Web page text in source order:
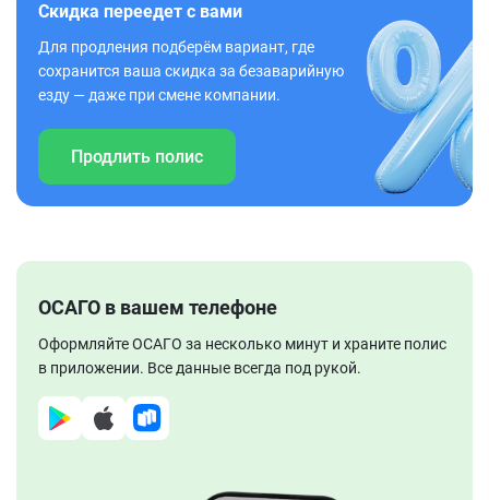
Скидка переедет с вами
Для продления подберём вариант, где
сохранится ваша скидка за безаварийную
езду — даже при смене компании.
Продлить полис
ОСАГО в вашем телефоне
Оформляйте ОСАГО за несколько минут и храните полис
в приложении. Все данные всегда под рукой.